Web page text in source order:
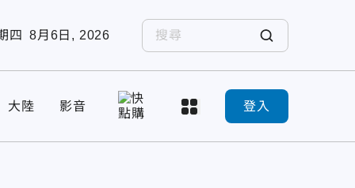
四 8月6日, 2026
大陸 影音 登入